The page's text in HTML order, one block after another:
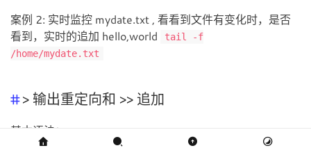
案例 2: 实时监控 mydate.txt , 看看到文件有变化时，是否
看到，实时的追加 hello,world
tail -f
/home/mydate.txt
> 输出重定向和 >> 追加
基本语法：